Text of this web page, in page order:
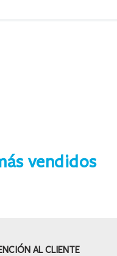
vendidos
AL CLIENTE